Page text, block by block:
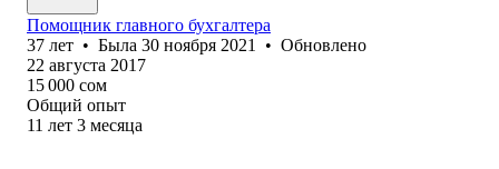
Помощник главного бухгалтера
37 лет • Была 30 ноября 2021 • Обновлено
22 августа 2017
15 000 сом
Общий опыт
11 лет 3 месяца